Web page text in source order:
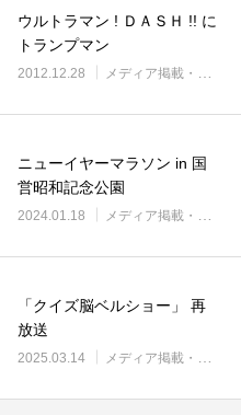
ウルトラマン ! ＤＡＳＨ !! に
トランプマン
2012.12.28 メディア掲載・紹介
ニューイヤーマラソン in 国
営昭和記念公園
2024.01.18 メディア掲載・紹介
「クイズ脳ベルショー」 再
放送
2025.03.14 メディア掲載・紹介